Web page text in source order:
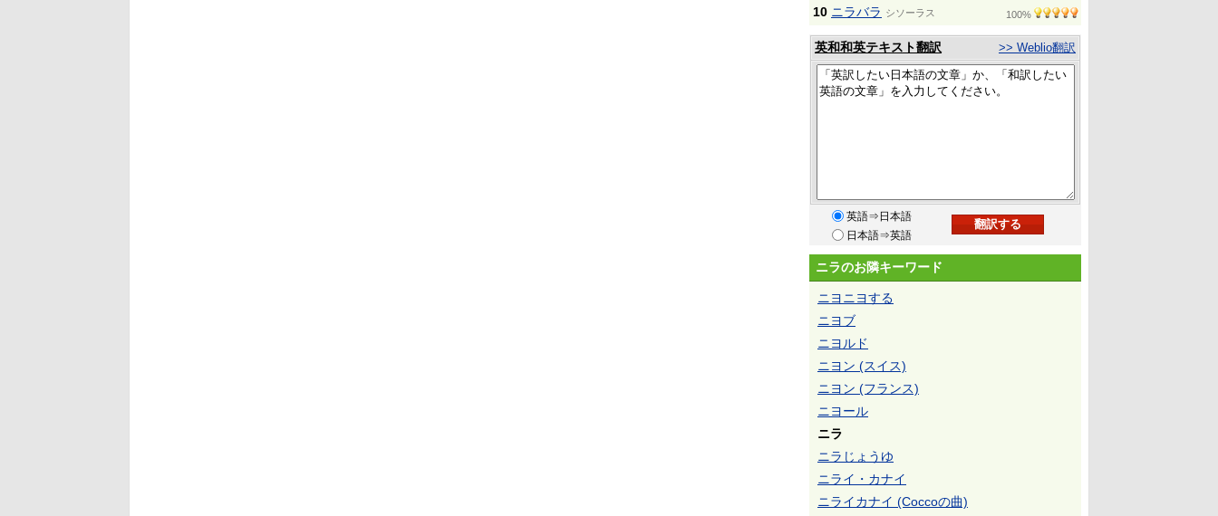
10 ニラバラ シソーラス 100%
英和和英テキスト翻訳 >> Weblio翻訳
英語⇒日本語
日本語⇒英語
ニラのお隣キーワード
ニヨニヨする
ニヨブ
ニヨルド
ニヨン (スイス)
ニヨン (フランス)
ニヨール
ニラ
ニラじょうゆ
ニライ・カナイ
ニライカナイ (Coccoの曲)